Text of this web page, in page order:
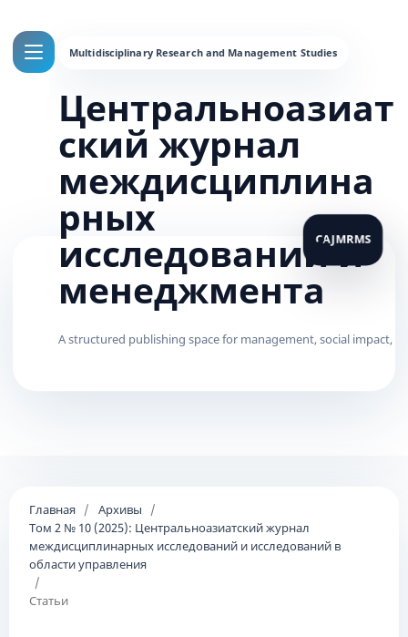
Центральноазиат
ский журнал
междисциплина
рных
исследований и
менеджмента
Главная / Архивы
/
Том 2 № 10 (2025): Центральноазиатский журнал
междисциплинарных исследований и исследований в
области управления
/
Статьи